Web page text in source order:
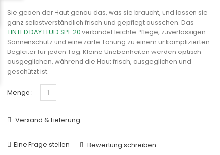
Sie geben der Haut genau das, was sie braucht, und lassen sie
ganz selbstverständlich frisch und gepflegt aussehen. Das
TINTED DAY FLUID SPF 20 verbindet leichte Pflege, zuverlässigen
Sonnenschutz und eine zarte Tönung zu einem unkomplizierten
Begleiter für jeden Tag. Kleine Unebenheiten werden optisch
ausgeglichen, während die Haut frisch, ausgeglichen und
geschützt ist.
Menge :
Versand & Lieferung
Eine Frage stellen Bewertung schreiben